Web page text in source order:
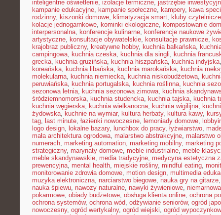
inteligentne oświetlenie, izolacje termiczne, jastrzębie
kampanie edukacyjne, kampanie społeczne, kampery, kawa
rodzinny, kiszonki domowe, klimatyzacja smart, kluby czytelnicze
kolacje jednogarnkowe, kominki ekologiczne, kompostowanie
interpersonalna, konferencje kulinarne, konferencje naukowe
artystyczne, konsultacje obywatelskie, konsultacje prawnicze,
krajobraz publiczny, kreatywne hobby, kuchnia bałkańska,
campingowa, kuchnia czeska, kuchnia dla singli, kuchnia
grecka, kuchnia gruzińska, kuchnia hiszpańska, kuchnia indyjska
koreańska, kuchnia libańska, kuchnia marokańska, kuchnia
molekularna, kuchnia niemiecka, kuchnia niskobudżetowa,
peruwiańska, kuchnia portugalska, kuchnia roślinna, kuchnia
sezonowa letnia, kuchnia sezonowa zimowa, kuchnia
śródziemnomorska, kuchnia studencka, kuchnia tajska, kuchnia
kuchnia węgierska, kuchnia wielkanocna, kuchnia wigilijna,
żydowska, kuchnie na wymiar, kultura herbaty, kultura kawy,
tag, last minute, łazienki nowoczesne, lemoniady domowe,
logo design, lokalne bazary, lunchbox do pracy, łyżwiarstwo,
mała architektura ogrodowa, malarstwo abstrakcyjne, malarstwo
numerach, marketing automation, marketing mobilny, marketing
strategiczny, marynaty domowe, meble industrialne, meble
meble skandynawskie, media tradycyjne, medycyna estetyczna
prewencyjna, mental health, miejskie rośliny, mindful eating,
monitorowanie zdrowia domowe, motion design, multimedia
muzyka elektroniczna, narciarstwo biegowe, nauka gry na gitarze
nauka śpiewu, nawozy naturalne, nawyki żywieniowe,
pokarmowe, obiady budżetowe, obsługa klienta online, ochrona
ochrona systemów, ochrona wód, odżywianie seniorów, ogród
nowoczesny, ogród wertykalny, ogród wiejski, ogród